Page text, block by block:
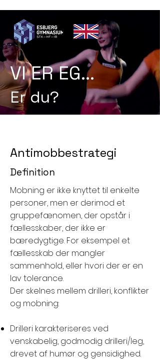
VI ER EG...
Er du?
Antimobbestrategi
Definition
Mobning er ikke knyttet til enkelte
personer, men er derimod et
gruppefænomen, der opstår i
fællesskaber, der ikke er
bæredygtige. For eksempel et
fællesskab der mangler
sammenhold, eller hvori der er en
lav tolerance.
Der skelnes mellem drilleri, konflikter
og mobning:
Drilleri karakteriseres ved
venskabelig, godmodig drilleri/leg,
drevet af humør og gensidighed.